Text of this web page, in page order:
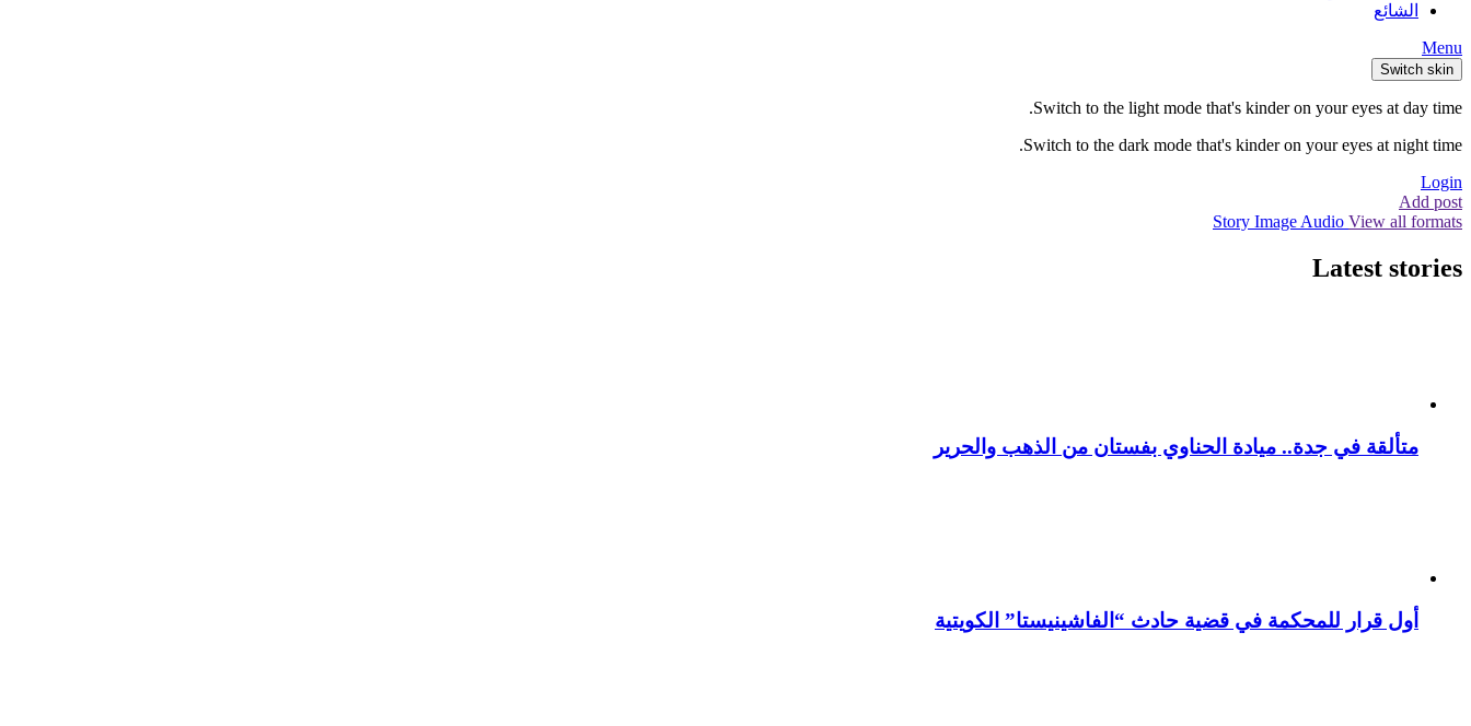
الشائع
Menu
Switch skin
Switch to the light mode that's kinder on your eyes at day time.
Switch to the dark mode that's kinder on your eyes at night time.
Login
Add post
Story Image Audio View all formats
Latest stories
متألقة في جدة.. ميادة الحناوي بفستان من الذهب والحرير
أول قرار للمحكمة في قضية حادث “الفاشينيستا” الكويتية